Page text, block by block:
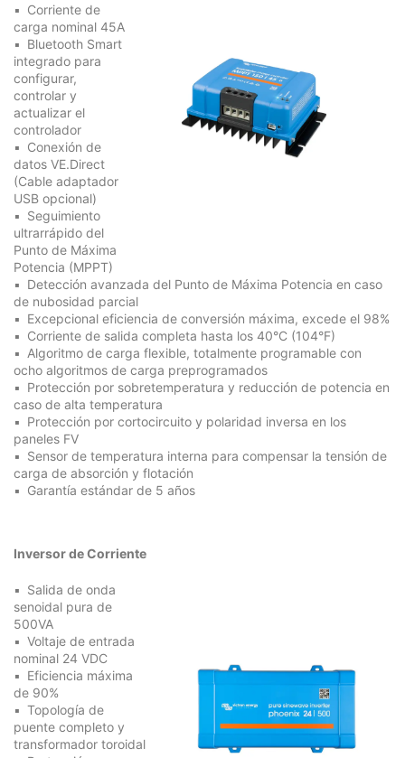
Corriente de
carga nominal 45A
Bluetooth Smart
integrado para
configurar,
controlar y
actualizar el
controlador
Conexión de
datos VE.Direct
(Cable adaptador
USB opcional)
Seguimiento
ultrarrápido del
Punto de Máxima
Potencia (MPPT)
Detección avanzada del Punto de Máxima Potencia en caso
de nubosidad parcial
Excepcional eficiencia de conversión máxima, excede el 98%
Corriente de salida completa hasta los 40°C (104°F)
Algoritmo de carga flexible, totalmente programable con
ocho algoritmos de carga preprogramados
Protección por sobretemperatura y reducción de potencia en
caso de alta temperatura
Protección por cortocircuito y polaridad inversa en los
paneles FV
Sensor de temperatura interna para compensar la tensión de
carga de absorción y flotación
Garantía estándar de 5 años
Inversor de Corriente
Salida de onda
senoidal pura de
500VA
Voltaje de entrada
nominal 24 VDC
Eficiencia máxima
de 90%
Topología de
puente completo y
transformador toroidal